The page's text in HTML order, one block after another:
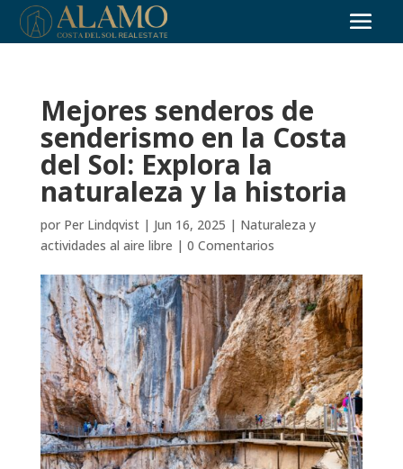
Mejores senderos de
senderismo en la Costa
del Sol: Explora la
naturaleza y la historia
por Per Lindqvist| Jun 16, 2025 | Naturaleza y
actividades al aire libre | 0 Comentarios